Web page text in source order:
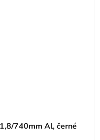
740mm Al, černé